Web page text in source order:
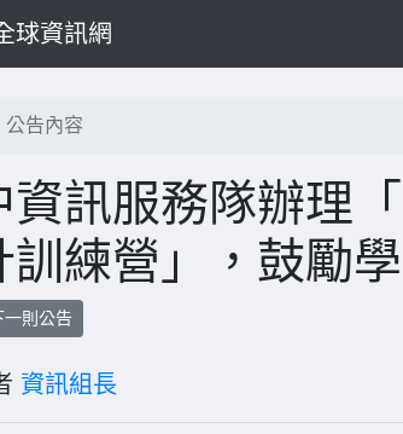
球資訊網
公告內容
資訊服務隊辦理
訓練營」，鼓勵
一則公告
資訊組長